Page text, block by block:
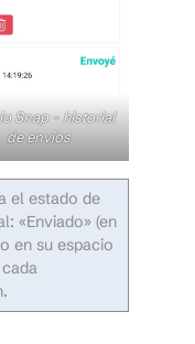
Snap – historial
de envíos
el estado de
«Enviado» (en
en su espacio